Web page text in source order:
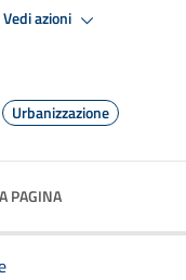
Vedi azioni
Urbanizzazione
PAGINA